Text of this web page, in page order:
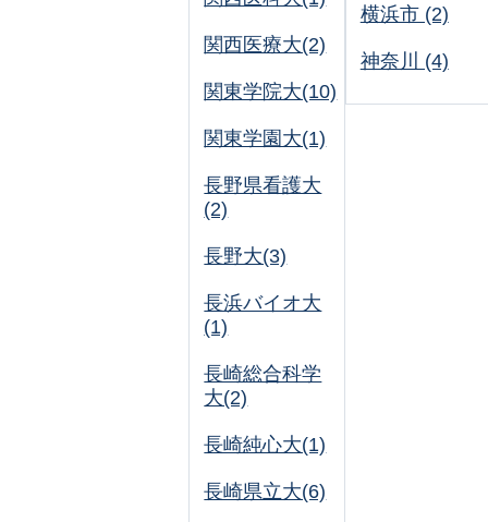
関西医療大(2)
関東学院大(10)
関東学園大(1)
長野県看護大
(2)
長野大(3)
長浜バイオ大
(1)
長崎総合科学
大(2)
長崎純心大(1)
長崎県立大(6)
横浜市 (2)
神奈川 (4)